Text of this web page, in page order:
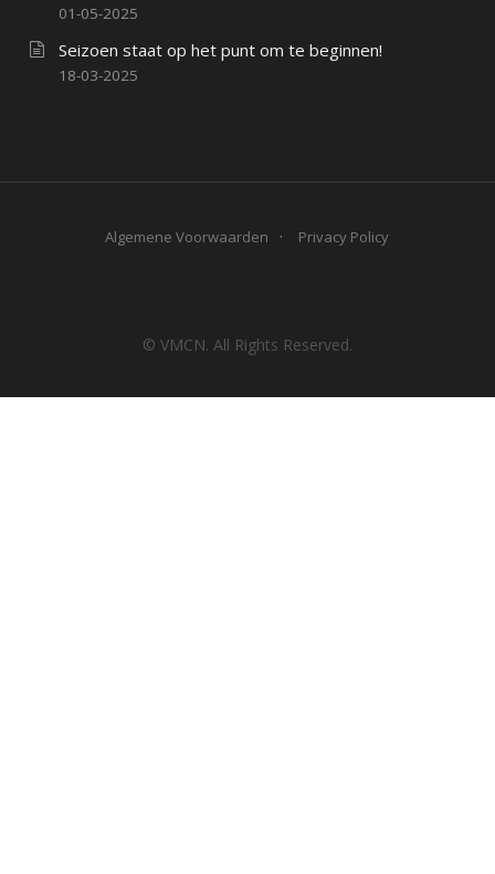
01-05-2025
Seizoen staat op het punt om te beginnen!
18-03-2025
Algemene Voorwaarden Privacy Policy
© VMCN. All Rights Reserved.